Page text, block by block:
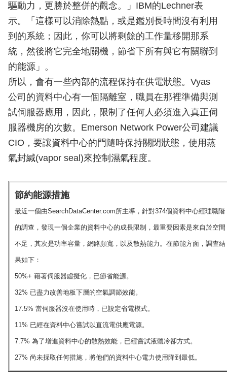
驅動力，更勝於整併的觀念。」IBM的Lechner表
示。「這樣可以消除熱點，或是鑑別長時間沒有利用
到的系統；因此，你可以將剩餘的工作量移開那系
統，然後將它完全地關機，節省下所有與它有關聯到
的能源」。
所以，會有一些內部的流程保持在供電狀態。Vyas
公司的資料中心有一個隔離室，職員在那裡準備與測
試伺服器應用，因此，限制了任何人必須進入真正伺
服器機房的次數。Emerson Network Power公司建議
CIO，要讓資料中心的門隨時保持關閉狀態，使用蒸
氣封緘(vapor seal)來控制濕氣程度。
節約能源措施
最近一個由SearchDataCenter.com所主導，針對374個資料中心經理職階
的調查，發現一個企業的資料中心的成長限制，最重要因素是來自於空間
不足，其次是功率容量，網路頻寬，以及散熱能力。在節能方面，調查結
果如下：
50%+ 藉著伺服器虛擬化，已節省能源。
32% 已盡力改善地板下層的空氣調節效能。
17.5% 當伺服器沒在使用時，已設定省電模式。
11% 已經在資料中心嘗試以直流電供應電源。
7.7% 為了增進資料中心的散熱效能，已經嘗試液體冷卻方式。
27% 尚未採取任何措施，將他們的資料中心電力使用降到最低。